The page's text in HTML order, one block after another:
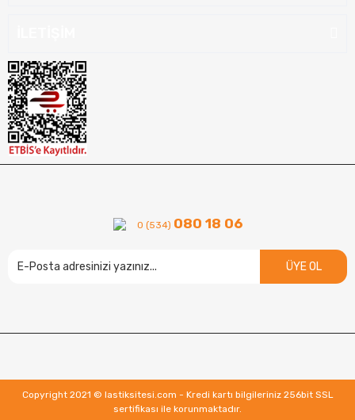
0 (534) 080 18 06
ÜYE OL
Copyright 2021 © lastiksitesi.com - Kredi kartı bilgileriniz 256bit SSL
sertifikası ile korunmaktadır.